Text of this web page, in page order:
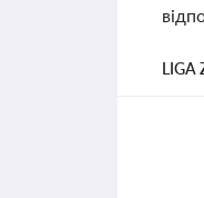
LIGA